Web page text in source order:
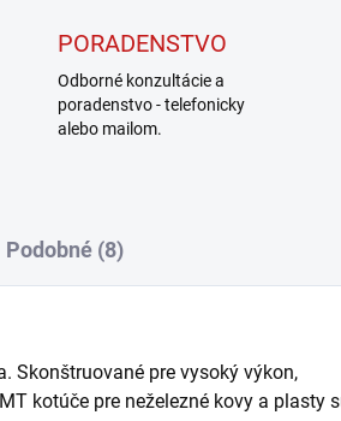
PORADENSTVO
Odborné konzultácie a
poradenstvo - telefonicky
alebo mailom.
Podobné (8)
Skonštruované pre vysoký výkon,
kotúče pre neželezné kovy a plasty